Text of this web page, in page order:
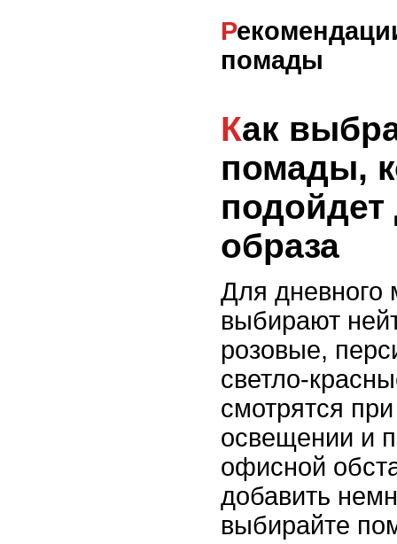
Рекомендации по выбору
помады
Как выбрать цвет
помады,
образа
Для дневного
выбирают
розовые,
светло-
смотрятся
освещении и
офисной
добавить
выбирайте